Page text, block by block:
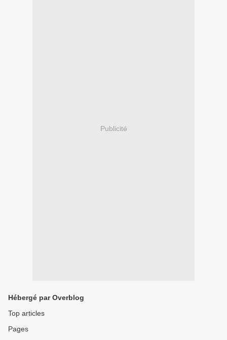
Publicité
Hébergé par Overblog
Top articles
Pages